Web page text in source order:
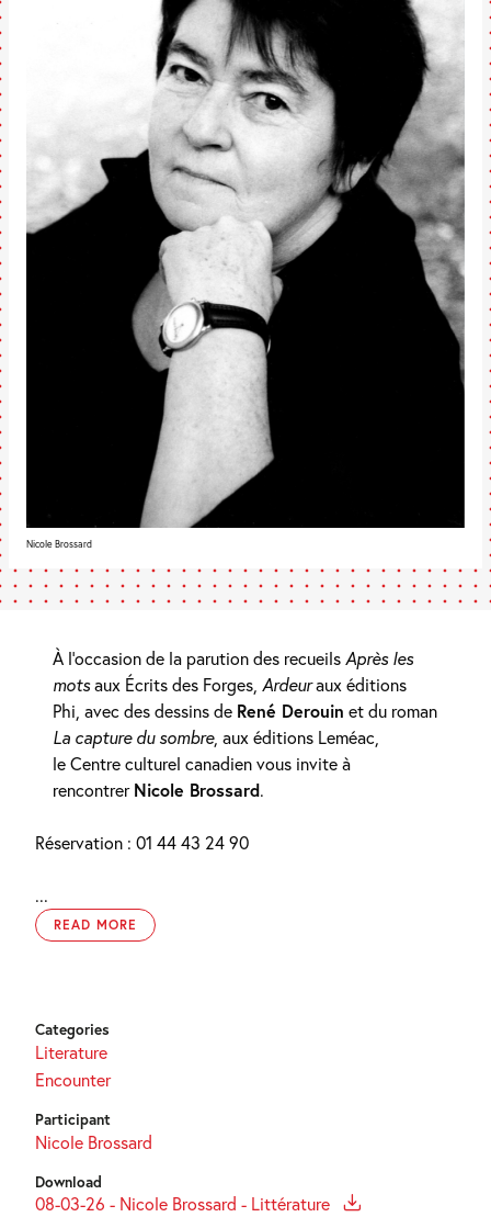
Nicole Brossard
À l’occasion de la parution des recueilsAprès les
motsaux Écrits des Forges, Ardeuraux éditions
Phi, avec des dessins de René Derouin et du roman
La capture du sombre, aux éditions Leméac,
le Centre culturel canadien vous invite à
rencontrerNicole Brossard.
Réservation : 01 44 43 24 90
...
READ MORE
Categories
Literature
Encounter
Participant
Nicole Brossard
Download
08-03-26 - Nicole Brossard - Littérature